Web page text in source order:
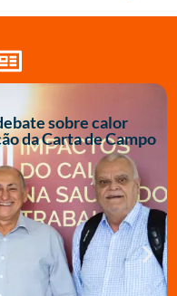
sobre calor
da Carta de Campo